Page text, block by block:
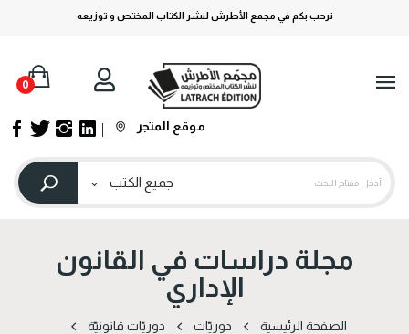
نرحب بكم في مجمع الأطرش لنشر الكتاب المختص و توزيعه
0
موقع المتجر
مجلة دراسات في القانون
الإداري
الصفحة الرئيسية دوریّات
دوریّات قانونیّة